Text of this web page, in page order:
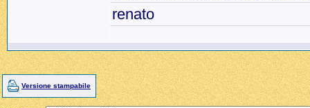
renato
Versione stampabile